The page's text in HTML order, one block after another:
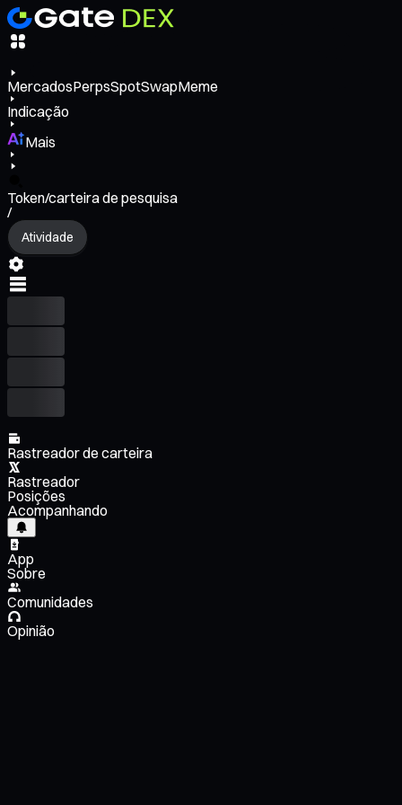
MercadosPerpsSpotSwapMeme
Indicação
Mais
Token/carteira de pesquisa
/
Atividade
Rastreador de carteira
Rastreador
Posições
Acompanhando
App
Sobre
Comunidades
Opinião